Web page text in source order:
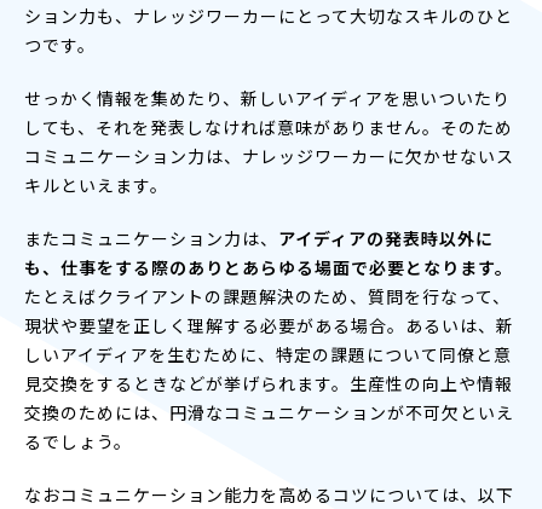
ション力も、ナレッジワーカーにとって大切なスキルのひと
つです。
せっかく情報を集めたり、新しいアイディアを思いついたり
しても、それを発表しなければ意味がありません。そのため
コミュニケーション力は、ナレッジワーカーに欠かせないス
キルといえます。
またコミュニケーション力は、 アイディアの発表時以外に
も、仕事をする際のありとあらゆる場面で必要となります。
たとえばクライアントの課題解決のため、質問を行なって、
現状や要望を正しく理解する必要がある場合。あるいは、新
しいアイディアを生むために、特定の課題について同僚と意
見交換をするときなどが挙げられます。生産性の向上や情報
交換のためには、円滑なコミュニケーションが不可欠といえ
るでしょう。
なおコミュニケーション能力を高めるコツについては、以下